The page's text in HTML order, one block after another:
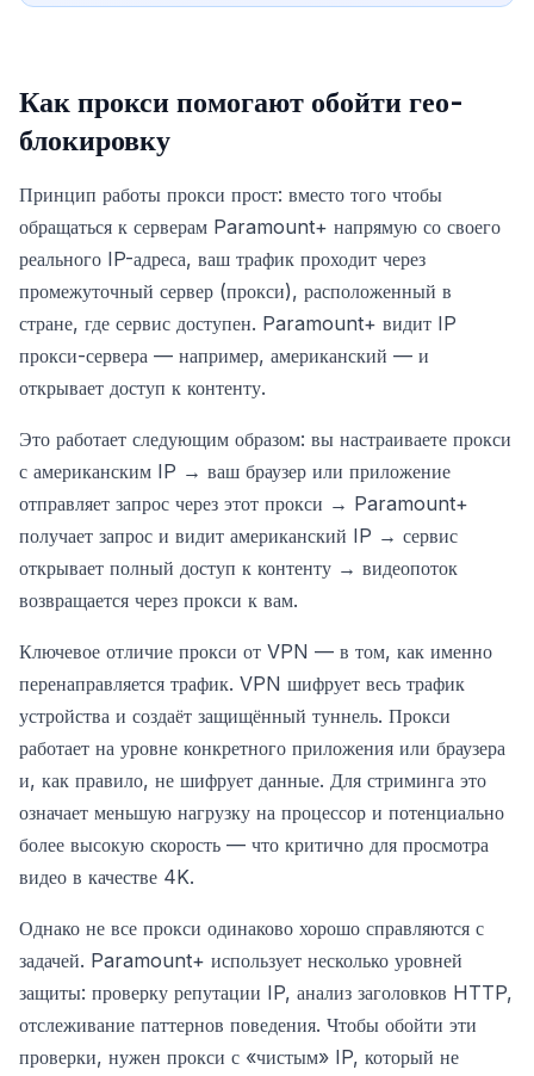
Как прокси помогают обойти гео-
блокировку
Принцип работы прокси прост: вместо того чтобы
обращаться к серверам Paramount+ напрямую со своего
реального IP-адреса, ваш трафик проходит через
промежуточный сервер (прокси), расположенный в
стране, где сервис доступен. Paramount+ видит IP
прокси-сервера — например, американский — и
открывает доступ к контенту.
Это работает следующим образом: вы настраиваете прокси
с американским IP → ваш браузер или приложение
отправляет запрос через этот прокси → Paramount+
получает запрос и видит американский IP → сервис
открывает полный доступ к контенту → видеопоток
возвращается через прокси к вам.
Ключевое отличие прокси от VPN — в том, как именно
перенаправляется трафик. VPN шифрует весь трафик
устройства и создаёт защищённый туннель. Прокси
работает на уровне конкретного приложения или браузера
и, как правило, не шифрует данные. Для стриминга это
означает меньшую нагрузку на процессор и потенциально
более высокую скорость — что критично для просмотра
видео в качестве 4K.
Однако не все прокси одинаково хорошо справляются с
задачей. Paramount+ использует несколько уровней
защиты: проверку репутации IP, анализ заголовков HTTP,
отслеживание паттернов поведения. Чтобы обойти эти
проверки, нужен прокси с «чистым» IP, который не